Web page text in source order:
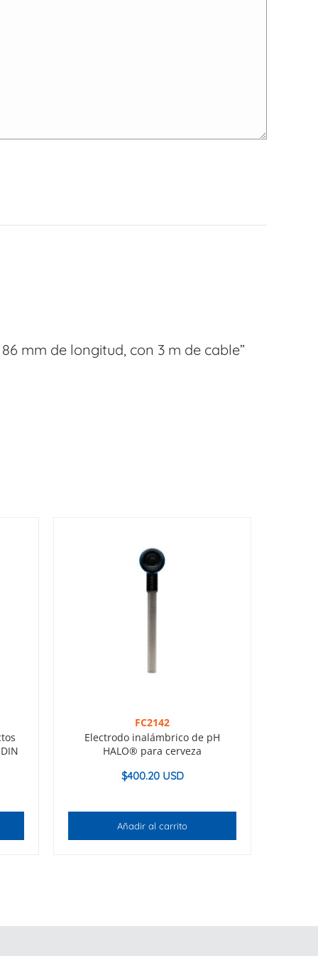
mm de longitud, con 3 m de cable”
FC2142
Electrodo inalámbrico de pH
HALO® para cerveza
$400.20 USD
Añadir al carrito